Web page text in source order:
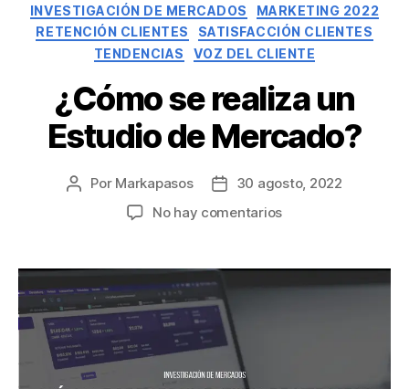
INVESTIGACIÓN DE MERCADOS
MARKETING 2022
RETENCIÓN CLIENTES
SATISFACCIÓN CLIENTES
TENDENCIAS
VOZ DEL CLIENTE
¿Cómo se realiza un
Estudio de Mercado?
Por Markapasos
30 agosto, 2022
No hay comentarios